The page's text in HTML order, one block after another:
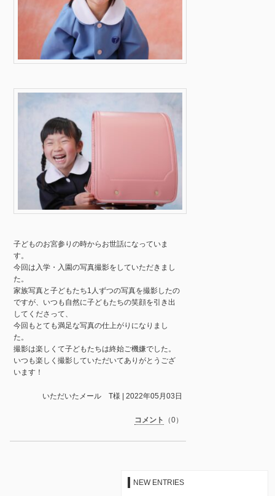
子どものお宮参りの時からお世話になっていま
す。
今回は入学・入園の写真撮影をしていただきまし
た。
家族写真と子どもたち1人ずつの写真を撮影したの
ですが、いつも自然に子どもたちの笑顔を引き出
してくださって、
今回もとても満足な写真の仕上がりになりまし
た。
撮影は楽しくて子どもたちは終始ご機嫌でした。
いつも楽しく撮影していただいてありがとうござ
います！
いただいたメール T様 | 2022年05月03日
コメント （0）
NEW ENTRIES